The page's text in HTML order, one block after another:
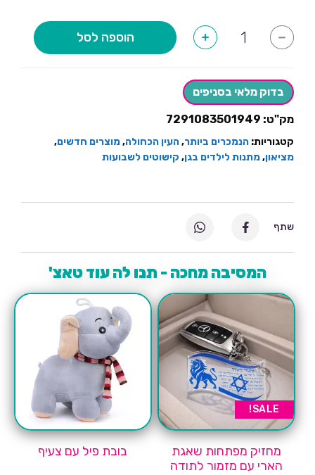
₪5.90.
₪3.90.
-
של
+ הוספה לסל
בדוק מלאי בסניפים
מק"ט: 7291083501949
קטגוריות: הנמכרים ביותר,העין הכחולה,מוצרים חדשים,
מציאון,מתנות לילדים בגן, קישוטים לשבועות
המסיבה מחכה - תנו לה עוד טאצ'
SALE!
מחזיק מפתחות שאגת
הארי עם מזמור לתודה
בובת פיל עם צעיף
שתף